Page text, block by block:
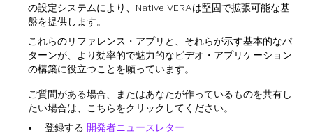
の設定システムにより、Native VERAは堅固で拡張可能な基
盤を提供します。
これらのリファレンス・アプリと、それらが示す基本的なパ
ターンが、より効率的で魅力的なビデオ・アプリケーション
の構築に役立つことを願っています。
ご質問がある場合、またはあなたが作っているものを共有し
たい場合は、こちらをクリックしてください。
登録する 開発者ニュースレター